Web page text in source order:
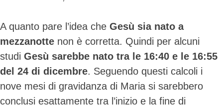
to
content
A quanto pare l’idea che Gesù sia nato a
mezzanotte non è corretta. Quindi per alcuni
studi Gesù sarebbe nato tra le 16:40 e le 16:55
del 24 di dicembre. Seguendo questi calcoli i
nove mesi di gravidanza di Maria si sarebbero
conclusi esattamente tra l’inizio e la fine di